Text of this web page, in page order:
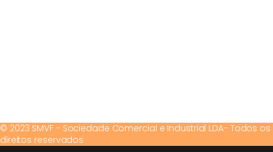
© 2023 SMVF - Sociedade Comercial e Industrial LDA- Todos os
direitos reservados